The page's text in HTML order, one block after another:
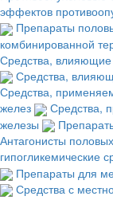
эффектов
Препараты
комбинированной
Средства, влияющие
Средства,
Средства,
желез
Средства,
железы
Антагонисты
гипогликемические
Препараты для
Средства с